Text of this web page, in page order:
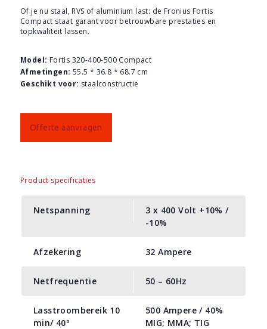
Of je nu staal, RVS of aluminium last: de Fronius Fortis
Compact staat garant voor betrouwbare prestaties en
topkwaliteit lassen.
Model: Fortis 320-400-500 Compact
Afmetingen: 55.5 * 36.8 * 68.7 cm
Geschikt voor: staalconstructie
Offerte aanvragen
Product specificaties
Netspanning
3 x 400 Volt +10% /
-10%
Afzekering 32 Ampere
Netfrequentie 50 – 60Hz
Lasstroombereik 10
min/ 40º
500 Ampere / 40%
MIG; MMA; TIG